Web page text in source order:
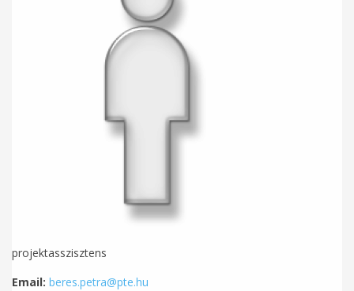
projektasszisztens
Email: beres.petra@pte.hu